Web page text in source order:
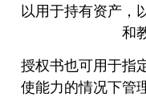
以用于持有资产，
和
授权书也可用于指
使能力的情况下管